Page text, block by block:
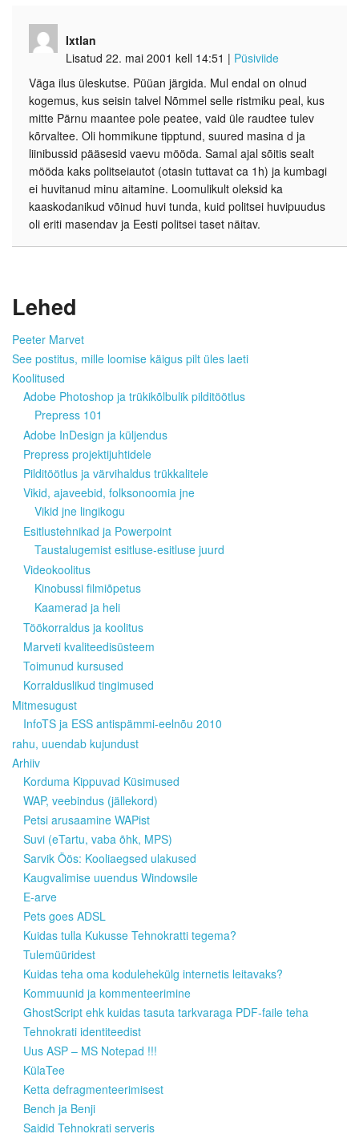
Ixtlan
Lisatud 22. mai 2001 kell 14:51 | Püsiviide
Väga ilus üleskutse. Püüan järgida. Mul endal on olnud
kogemus, kus seisin talvel Nõmmel selle ristmiku peal, kus
mitte Pärnu maantee pole peatee, vaid üle raudtee tulev
kõrvaltee. Oli hommikune tipptund, suured masina d ja
liinibussid pääsesid vaevu mööda. Samal ajal sõitis sealt
mööda kaks politseiautot (otasin tuttavat ca 1h) ja kumbagi
ei huvitanud minu aitamine. Loomulikult oleksid ka
kaaskodanikud võinud huvi tunda, kuid politsei huvipuudus
oli eriti masendav ja Eesti politsei taset näitav.
Lehed
Peeter Marvet
See postitus, mille loomise käigus pilt üles laeti
Koolitused
Adobe Photoshop ja trükikõlbulik pilditöötlus
Prepress 101
Adobe InDesign ja küljendus
Prepress projektijuhtidele
Pilditöötlus ja värvihaldus trükkalitele
Vikid, ajaveebid, folksonoomia jne
Vikid jne lingikogu
Esitlustehnikad ja Powerpoint
Taustalugemist esitluse-esitluse juurd
Videokoolitus
Kinobussi filmiõpetus
Kaamerad ja heli
Töökorraldus ja koolitus
Marveti kvaliteedisüsteem
Toimunud kursused
Korralduslikud tingimused
Mitmesugust
InfoTS ja ESS antispämmi-eelnõu 2010
rahu, uuendab kujundust
Arhiiv
Korduma Kippuvad Küsimused
WAP, veebindus (jällekord)
Petsi arusaamine WAPist
Suvi (eTartu, vaba õhk, MPS)
Sarvik Öös: Kooliaegsed ulakused
Kaugvalimise uuendus Windowsile
E-arve
Pets goes ADSL
Kuidas tulla Kukusse Tehnokratti tegema?
Tulemüüridest
Kuidas teha oma kodulehekülg internetis leitavaks?
Kommuunid ja kommenteerimine
GhostScript ehk kuidas tasuta tarkvaraga PDF-faile teha
Tehnokrati identiteedist
Uus ASP – MS Notepad !!!
KülaTee
Ketta defragmenteerimisest
Bench ja Benji
Saidid Tehnokrati serveris